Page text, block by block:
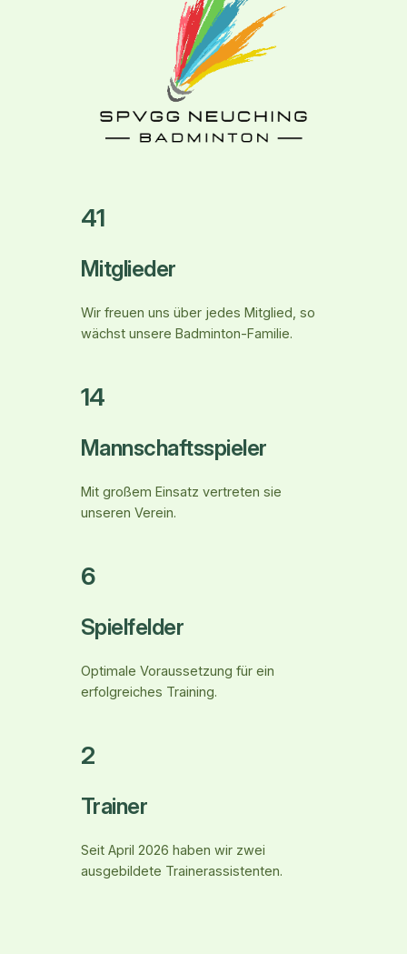
41
Mitglieder
Wir freuen uns über jedes Mitglied, so
wächst unsere Badminton-Familie.
14
Mannschaftsspieler
Mit großem Einsatz vertreten sie
unseren Verein.
6
Spielfelder
Optimale Voraussetzung für ein
erfolgreiches Training.
2
Trainer
Seit April 2026 haben wir zwei
ausgebildete Trainerassistenten.